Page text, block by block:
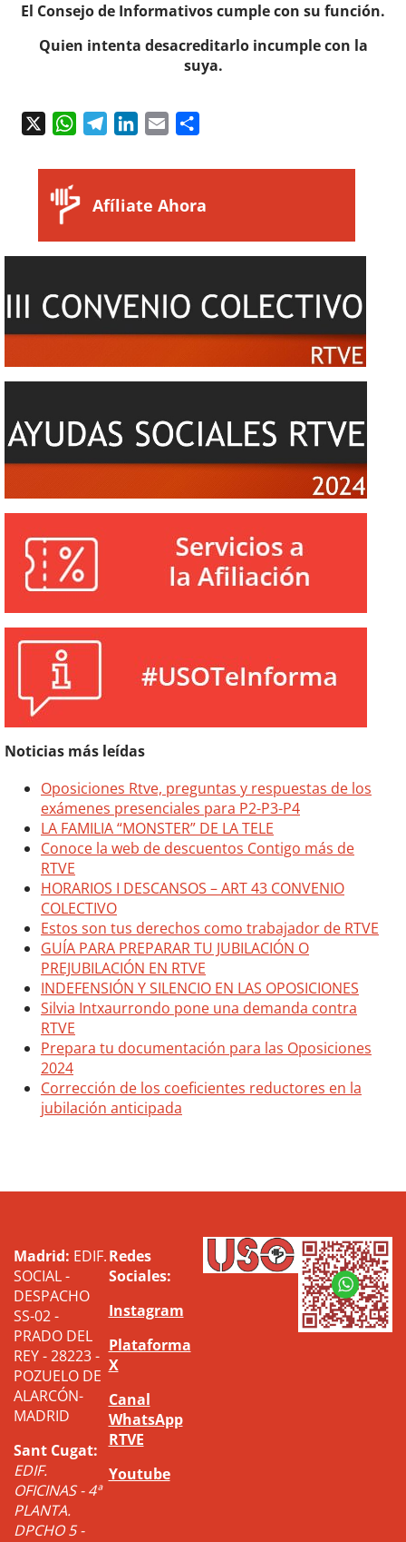
El Consejo de Informativos cumple con su función.
Quien intenta desacreditarlo incumple con la
suya.
WhatsAppTelegramLinkedIn
Email
Afíliate Ahora
Noticias más leídas
Madrid: EDIF.
SOCIAL -
DESPACHO
SS-02 -
PRADO DEL
REY - 28223 -
POZUELO DE
ALARCÓN-
MADRID
Sant Cugat:
EDIF.
OFICINAS - 4ª
PLANTA.
DPCHO 5 -
Redes
Sociales:
Instagram
Plataforma
X
Canal
WhatsApp
RTVE
Youtube